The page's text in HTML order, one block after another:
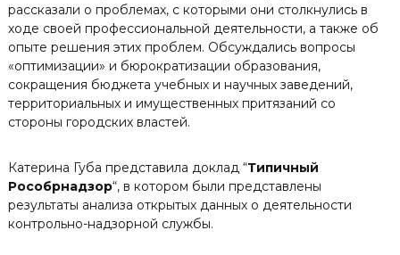
рассказали о проблемах, с которыми они столкнулись в
ходе своей профессиональной деятельности, а также об
опыте решения этих проблем. Обсуждались вопросы
«оптимизации» и бюрократизации образования,
сокращения бюджета учебных и научных заведений,
территориальных и имущественных притязаний со
стороны городских властей.
Катерина Губа представила доклад “Типичный
Рособрнадзор“, в котором были представлены
результаты анализа открытых данных о деятельности
контрольно-надзорной службы.